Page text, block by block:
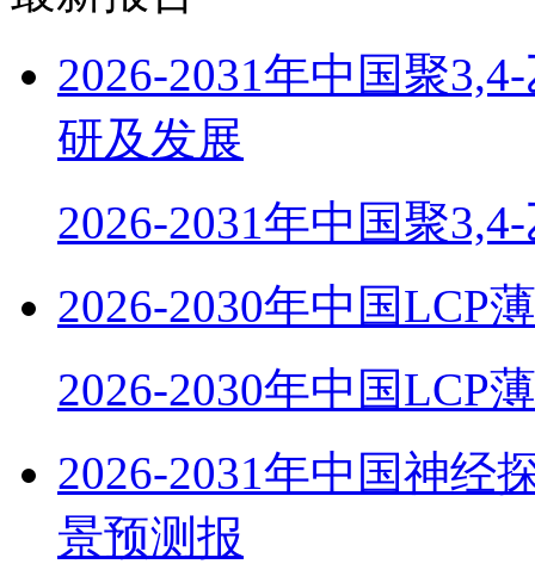
2026-2031年中国聚
研及发展
2026-2031年中国聚
2026-2030年中国LCP
2026-2030年中国LCP
2026-2031年中国神经
景预测报